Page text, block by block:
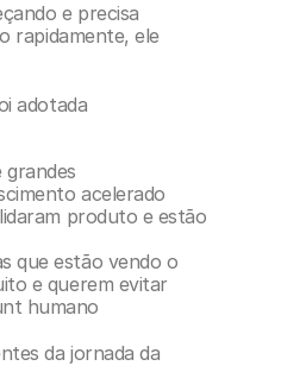
e precisa
rapidamente, ele
adotada
grandes
acelerado
produto e estão
que estão vendo o
e querem evitar
humano
da jornada da